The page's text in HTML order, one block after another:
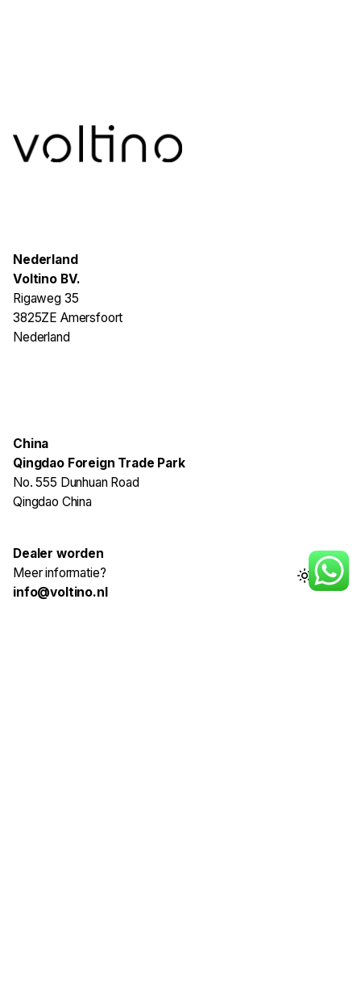
Nederland
Voltino BV.
Rigaweg 35
3825ZE Amersfoort
Nederland
China
Qingdao Foreign Trade Park
No. 555 Dunhuan Road
Qingdao China
Dealer worden
Meer informatie?
info@voltino.nl